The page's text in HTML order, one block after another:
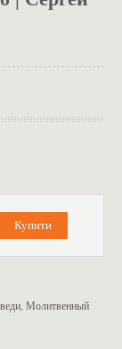
, Молитвенный